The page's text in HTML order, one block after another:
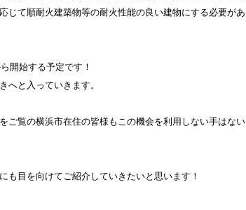
じて順耐火建築物等の耐火性能の良い建物にする必要があ
開始する予定です！
へと入っていきます。
ご覧の横浜市在住の皆様もこの機会を利用しない手はない
も目を向けてご紹介していきたいと思います！